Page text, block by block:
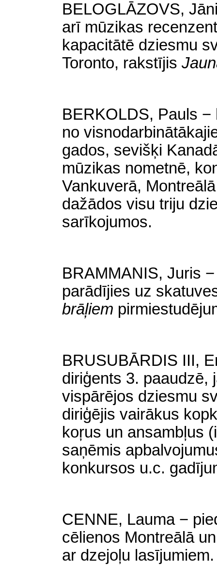
BELOGLĀZOVS,
arī mūzikas
kapacitātē dziesmu
Toronto, rakstījis
BERKOLDS, Pauls
no
gados, sevišķi
mūzikas nometnē,
Vankuverā, Montreālā
dažādos visu triju
sarīkojumos.
BRAMMANIS, Juris
parādījies uz
brāļiem
BRUSUBĀRDIS III,
diriģents 3. paaudzē,
vispārējos dziesmu
diriģējis vairākus
koŗus un ansambļus
saņēmis
konkursos u.c.
CENNE, Lauma −
cēlienos Montreālā
ar dzejoļu lasījumiem.